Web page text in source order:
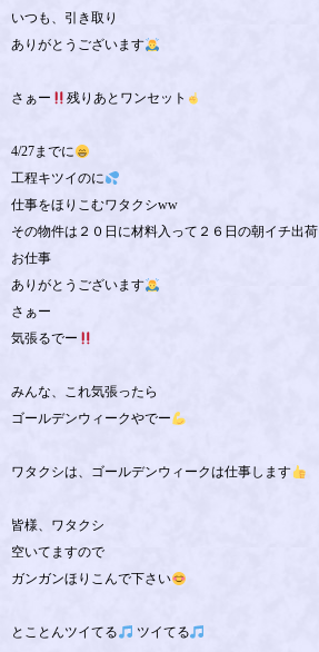
いつも、引き取り
ありがとうございます
さぁー 残りあとワンセット
4/27までに
工程キツイのに
仕事をほりこむワタクシww
その物件は２０日に材料入って２６日の朝イチ出荷
お仕事
ありがとうございます
さぁー
気張るでー
みんな、これ気張ったら
ゴールデンウィークやでー
ワタクシは、ゴールデンウィークは仕事します
皆様、ワタクシ
空いてますので
ガンガンほりこんで下さい
とことんツイてる ツイてる